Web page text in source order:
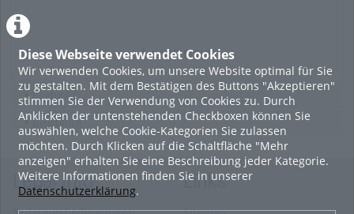
Diese Webseite verwendet Cookies
Wir verwenden Cookies, um unsere Website optimal für Sie
zu gestalten. Mit dem Bestätigen des Buttons "Akzeptieren"
stimmen Sie der Verwendung von Cookies zu. Durch
Anklicken der untenstehenden Checkboxen können Sie
auswählen, welche Cookie-Kategorien Sie zulassen
möchten. Durch Klicken auf die Schaltfläche "Mehr
anzeigen" erhalten Sie eine Beschreibung jeder Kategorie.
Weitere Informationen finden Sie in unserer
Datenschutzerklärung.
LADE MEHR
Featured
Beliebtheit
Legal Info Links